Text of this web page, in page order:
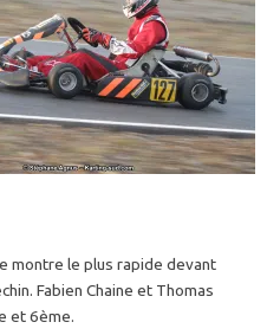
montre le plus rapide devant
Fabien Chaine et Thomas
et 6ème.